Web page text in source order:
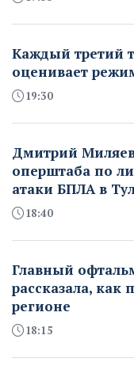
Каждый третий
оценивает
19:30
Дмитрий
оперштаба по
атаки БПЛА в
18:40
Главный
рассказала,
регионе
18:15